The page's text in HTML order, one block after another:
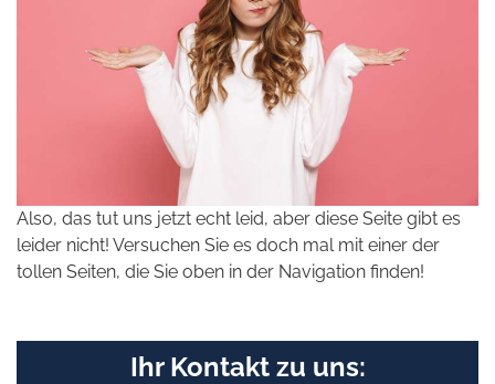
Also, das tut uns jetzt echt leid, aber diese Seite gibt es
leider nicht! Versuchen Sie es doch mal mit einer der
tollen Seiten, die Sie oben in der Navigation finden!
Ihr Kontakt zu uns: